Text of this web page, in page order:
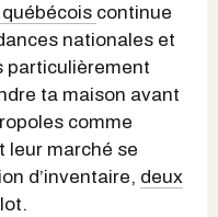
continue
nationales et
particulièrement
ta maison avant
comme
leur marché se
d’inventaire, deux